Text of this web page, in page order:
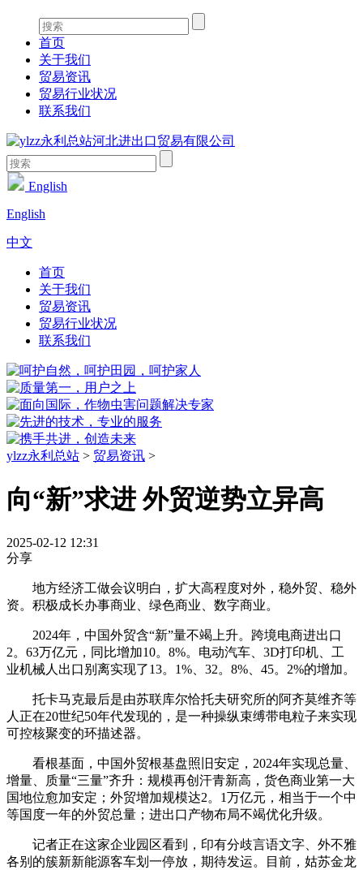
首页
关于我们
贸易资讯
贸易行业状况
联系我们
English
English
中文
首页
关于我们
贸易资讯
贸易行业状况
联系我们
ylzz永利总站 > 贸易资讯 >
向“新”求进 外贸逆势立异高
2025-02-12 12:31
分享
地方经济工做会议明白，扩大高程度对外，稳外贸、稳外
资。积极成长办事商业、绿色商业、数字商业。
2024年，中国外贸含“新”量不竭上升。跨境电商进出口
2。63万亿元，同比增加10。8%。电动汽车、3D打印机、工
业机械人出口别离实现了13。1%、32。8%、45。2%的增加。
托卡马克最后是由苏联库尔恰托夫研究所的阿齐莫维齐等
人正在20世纪50年代发现的，是一种操纵束缚带电粒子来实现
可控核聚变的环描述器。
看根基面，中国外贸根基盘照旧安定，2024年实现总量、
增量、质量“三量”齐升：规模再创汗青新高，货色商业第一大
国地位愈加安定；外贸增加规模达2。1万亿元，相当于一个中
等国度一年的外贸总量；进出口产物布局不竭优化升级。
记者正在这家企业园区看到，印有分歧言语文字、外不雅
各别的簇新新能源客车划一停放，期待发运。目前，姑苏金龙